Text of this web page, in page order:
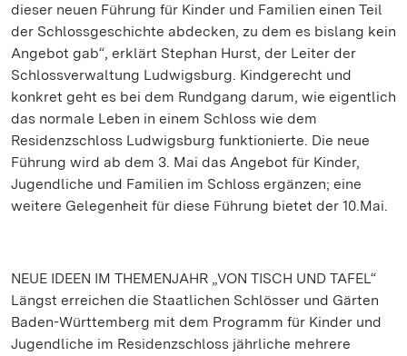
dieser neuen Führung für Kinder und Familien einen Teil
der Schlossgeschichte abdecken, zu dem es bislang kein
Angebot gab“, erklärt Stephan Hurst, der Leiter der
Schlossverwaltung Ludwigsburg. Kindgerecht und
konkret geht es bei dem Rundgang darum, wie eigentlich
das normale Leben in einem Schloss wie dem
Residenzschloss Ludwigsburg funktionierte. Die neue
Führung wird ab dem 3. Mai das Angebot für Kinder,
Jugendliche und Familien im Schloss ergänzen; eine
weitere Gelegenheit für diese Führung bietet der 10.Mai.
NEUE IDEEN IM THEMENJAHR „VON TISCH UND TAFEL“
Längst erreichen die Staatlichen Schlösser und Gärten
Baden-Württemberg mit dem Programm für Kinder und
Jugendliche im Residenzschloss jährliche mehrere